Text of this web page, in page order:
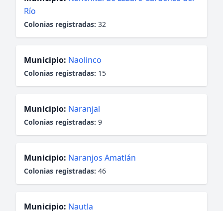
Río
Colonias registradas: 32
Municipio: Naolinco
Colonias registradas: 15
Municipio: Naranjal
Colonias registradas: 9
Municipio: Naranjos Amatlán
Colonias registradas: 46
Municipio: Nautla